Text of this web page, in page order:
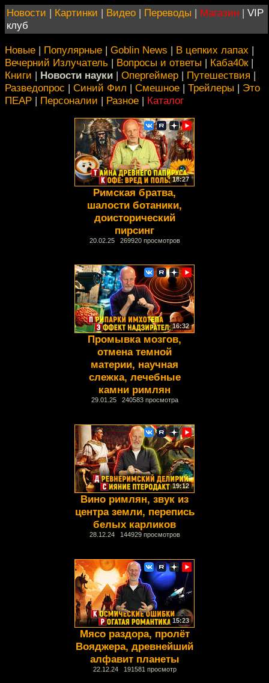
Новости | Картинки | Видео | Переводы | Магазин | VIP
клуб
Новые | Популярные | Goblin News | В цепких лапах |
Вечерний Излучатель | Вопросы и ответы | Каба40к|
Книги | Новости науки | Опергеймер | Путешествия |
Разведопрос | Синий Фил | Смешное | Трейлеры | Это
ПЕАР | Персоналии | Разное | Каталог
18:27
Римская братва,
шалости ботаники,
доисторический
пирсинг
20.02.25 269920 просмотров
16:32
Промывка мозгов,
отмена темной
материи, научная
слежка, лечебные
камни римлян
29.01.25 240583 просмотра
19:12
Вино римлян, звук из
центра земли, перепись
белых карликов
28.12.24 144929 просмотров
15:23
Мясо раздора, пролёт
Вояджера, древнейший
алфавит планеты
22.12.24 191581 просмотр